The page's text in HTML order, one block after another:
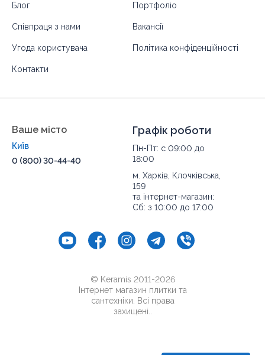
Блог Портфоліо
Співпраця з нами Вакансії
Угода користувача Політика конфіденційності
Контакти
Ваше місто
Київ
0 (800) 30-44-40
Графік роботи
Пн-Пт: с 09:00 до
18:00
м. Харків, Клочківська,
159
та інтернет-магазин:
Сб: з 10:00 до 17:00
© Keramis 2011-2026
Інтернет магазин плитки та
сантехніки. Всі права
захищені..